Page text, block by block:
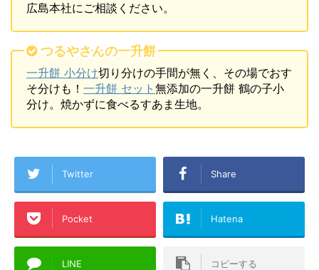
広島本社にご相談ください。
つるやさんの一升餅
一升餅 小分け切り分けの手間が無く、その場でおす
そ分けも！ 一升餅 セット 無添加の一升餅 鶴の子小
分け。焼かずに食べるすあま生地。
Twitter Share
Pocket Hatena
LINE コピーする